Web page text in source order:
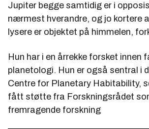
Jupiter begge samtidig er i
nærmest hverandre, og jo kortere
lysere er objektet på himmelen,
Hun har i en årrekke forsket innen
planetologi. Hun er også sentral i
Centre for Planetary Habitability,
fått støtte fra Forskningsrådet
fremragende forskning